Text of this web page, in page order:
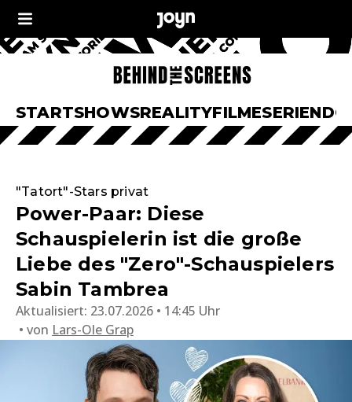
STARTSHOWSREALITYFILMESERIEN
"Tatort"-Stars privat
Power-Paar: Diese
Schauspielerin ist die große
Liebe des "Zero"-Schauspielers
Sabin Tambrea
Aktualisiert: 23.07.2026 • 14:45 Uhr
von Lars-Ole Grap